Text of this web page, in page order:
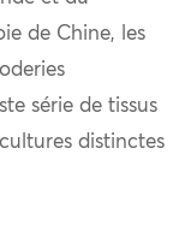
de Chine, les
série de tissus
distinctes